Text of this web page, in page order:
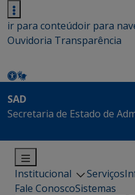
ir para conteúdoir para
Ouvidoria Transparência
SAD
Secretaria de Estado de
Institucional Serviços
Fale ConoscoSistemas